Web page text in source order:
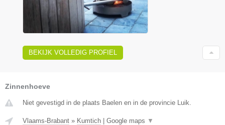
BEKIJK VOLLEDIG PROFIEL
Zinnenhoeve
Niet gevestigd in de plaats Baelen en in de provincie Luik.
Vlaams-Brabant » Kumtich Google maps ▼